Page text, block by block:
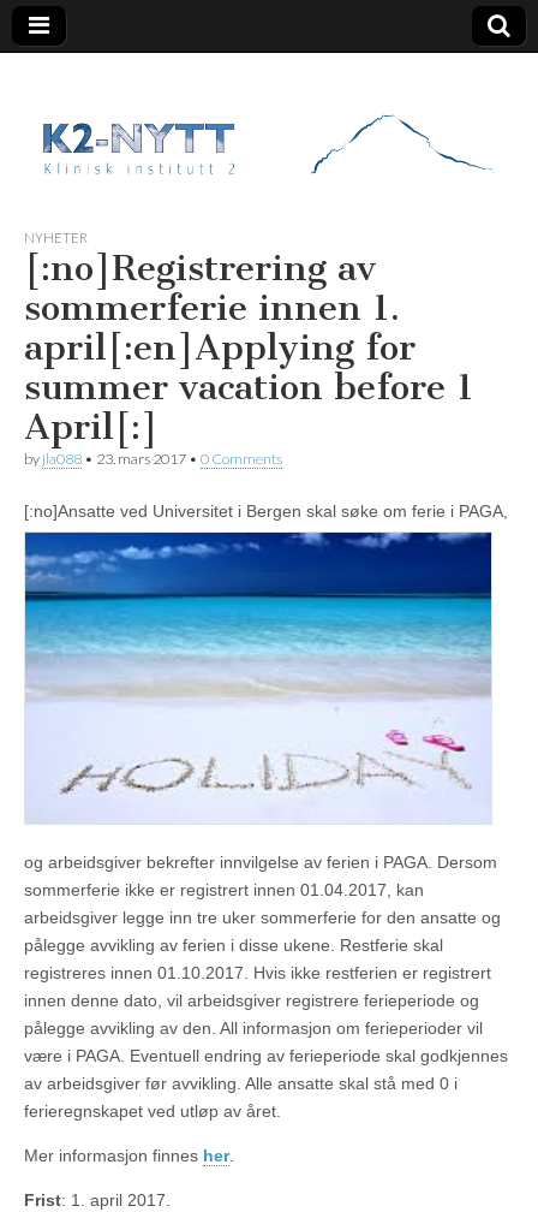
K2 Nytt
NYHETER
[:no]Registrering av
sommerferie innen 1.
april[:en]Applying for
summer vacation before 1
April[:]
by jla088 • 23. mars 2017 • 0 Comments
[:no]Ansatte ved Universitet i Bergen skal søke om ferie i PAGA,
og arbeidsgiver bekrefter innvilgelse av ferien i PAGA. Dersom
sommerferie ikke er registrert innen 01.04.2017, kan
arbeidsgiver legge inn tre uker sommerferie for den ansatte og
pålegge avvikling av ferien i disse ukene. Restferie skal
registreres innen 01.10.2017. Hvis ikke restferien er registrert
innen denne dato, vil arbeidsgiver registrere ferieperiode og
pålegge avvikling av den. All informasjon om ferieperioder vil
være i PAGA. Eventuell endring av ferieperiode skal godkjennes
av arbeidsgiver før avvikling. Alle ansatte skal stå med 0 i
ferieregnskapet ved utløp av året.
Mer informasjon finnes her.
Frist: 1. april 2017.